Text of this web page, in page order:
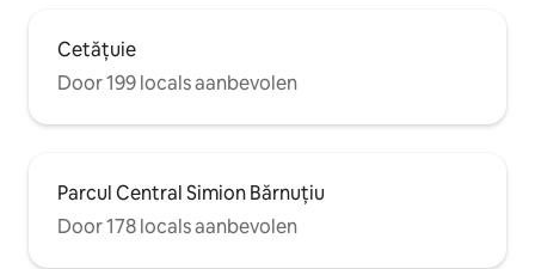
Cetățuie
Door 199 locals aanbevolen
Parcul Central Simion Bărnuțiu
Door 178 locals aanbevolen